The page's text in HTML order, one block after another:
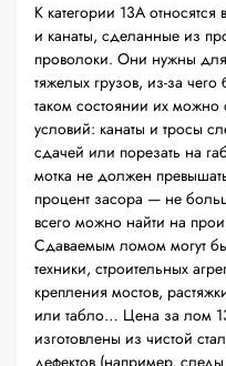
К категории 13А
и канаты, сделанные из
проволоки. Они нужны
тяжелых грузов, из-за
таком состоянии их можно
условий: канаты и тросы
сдачей или порезать на
мотка не должен
процент засора — не
всего можно найти на
Сдаваемым ломом могут
техники, строительных
крепления мостов,
или табло… Цена за лом
изготовлены из чистой
дефектов (например,